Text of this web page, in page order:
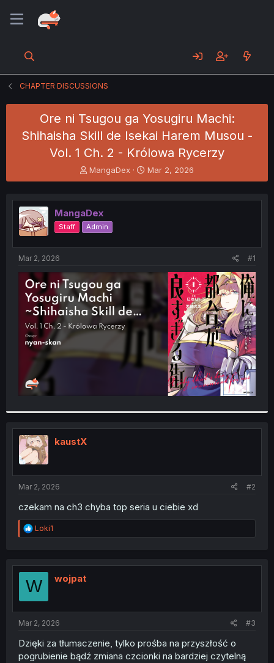
CHAPTER DISCUSSIONS
Ore ni Tsugou ga Yosugiru Machi:
Shihaisha Skill de Isekai Harem Musou -
Vol. 1 Ch. 2 - Królowa Rycerzy
T
h
e
a
d
s
t
e
r
MangaDex
S
t
r
t
Mar 2, 2026
MangaDex
Staff Admin
Mar 2, 2026 #1
kaustX
Mar 2, 2026 #2
czekam na ch3 chyba top seria u ciebie xd
R
e
t
o
Loki1
W wojpat
Mar 2, 2026 #3
Dzięki za tłumaczenie, tylko prośba na przyszłość o
pogrubienie bądź zmiana czcionki na bardziej czytelną